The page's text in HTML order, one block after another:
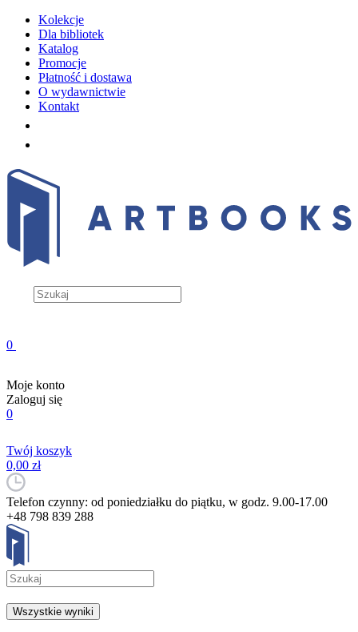
Kolekcje
Dla bibliotek
Katalog
Promocje
Płatność i dostawa
O wydawnictwie
Kontakt
0
Moje konto
Zaloguj się
0
Twój koszyk
0,00 zł
Telefon czynny: od poniedziałku do piątku, w godz. 9.00-17.00
+48 798 839 288
Wszystkie wyniki